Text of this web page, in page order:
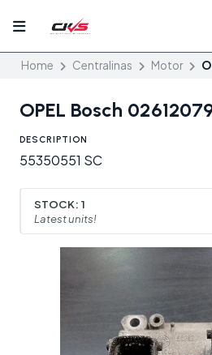
Home Centralinas Motor
OPEL Bosch
DESCRIPTION
55350551 SC
STOCK: 1
Latest units!